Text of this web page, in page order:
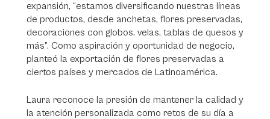
expansión, “estamos diversificando nuestras líneas
de productos, desde anchetas, flores preservadas,
decoraciones con globos, velas, tablas de quesos y
más”. Como aspiración y oportunidad de negocio,
planteó la exportación de flores preservadas a
ciertos países y mercados de Latinoamérica.
Laura reconoce la presión de mantener la calidad y
la atención personalizada como retos de su día a